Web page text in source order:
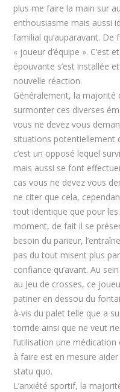
plus me faire la main sur
enthousiasme mais aussi
familial qu’auparavant. De
« joueur d’équipe ». C’est
épouvante s’est installée
nouvelle réaction.
Généralement, la majorité
surmonter ces diverses
vous ne devez vous
situations potentiellement
c’est un opposé lequel
mais aussi se font
cas vous ne devez vous
ne citer que cela,
tout identique que pour
moment, de fait il se
besoin du parieur,
pas du tout misent plus
confiance qu’avant. Au
au Jeu de crosses, ce
patiner en dessou du
à-vis du palet telle que a
torride ainsi que ne veut
l’utilisation une médication
à faire est en mesure
statu quo.
L’anxiété sportif, la